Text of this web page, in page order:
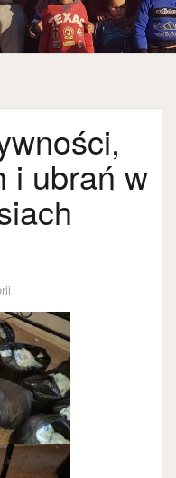
i ubrań w